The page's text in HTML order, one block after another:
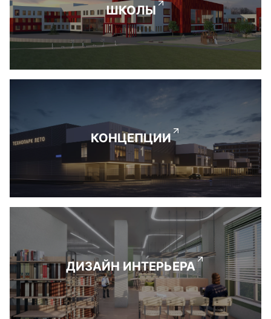
ШКОЛЫ
КОНЦЕПЦИИ
ДИЗАЙН ИНТЕРЬЕРА